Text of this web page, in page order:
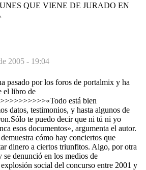
QUE VIENE DE JURADO EN
2005 - 19:04
pasado por los foros de portalmix y ha
el libro de
está bien
datos, testimonios, y hasta algunos de
te puedo decir que ni tú ni yo
esos documentos», argumenta el autor.
cómo hay conciertos que
dinero a ciertos triunfitos. Algo, por otra
se denunció en los medios de
social del concurso entre 2001 y